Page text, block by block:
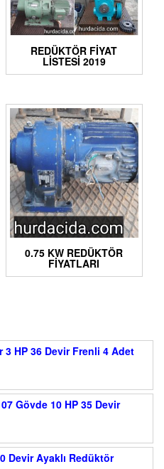
REDÜKTÖR FIYAT
LISTESI 2019
0.75 KW REDÜKTÖR
FIYATLARI
HP 36 Devir Frenli 4 Adet
Gövde 10 HP 35 Devir
Devir Ayaklı Redüktör